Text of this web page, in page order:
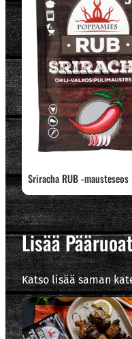
Sriracha RUB -mausteseos
Lisää
Katso lisää saman